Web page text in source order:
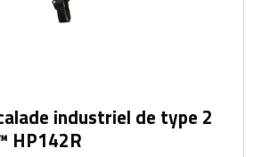
industriel de type 2
HP142R